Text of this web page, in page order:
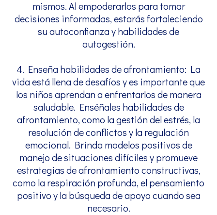
mismos. Al empoderarlos para tomar
decisiones informadas, estarás fortaleciendo
su autoconfianza y habilidades de
autogestión.
4. Enseña habilidades de afrontamiento: La
vida está llena de desafíos y es importante que
los niños aprendan a enfrentarlos de manera
saludable. Enséñales habilidades de
afrontamiento, como la gestión del estrés, la
resolución de conflictos y la regulación
emocional. Brinda modelos positivos de
manejo de situaciones difíciles y promueve
estrategias de afrontamiento constructivas,
como la respiración profunda, el pensamiento
positivo y la búsqueda de apoyo cuando sea
necesario.